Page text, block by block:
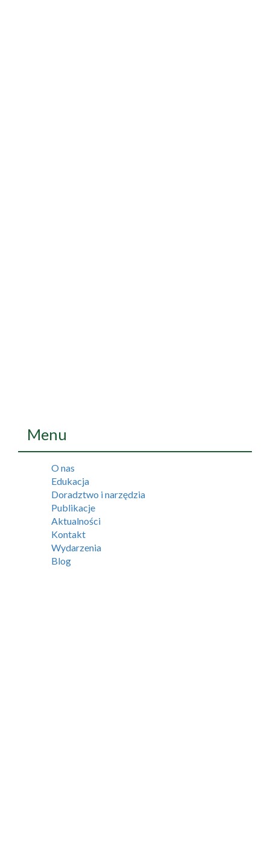
Menu
O nas
Edukacja
Doradztwo i narzędzia
Publikacje
Aktualności
Kontakt
Wydarzenia
Blog